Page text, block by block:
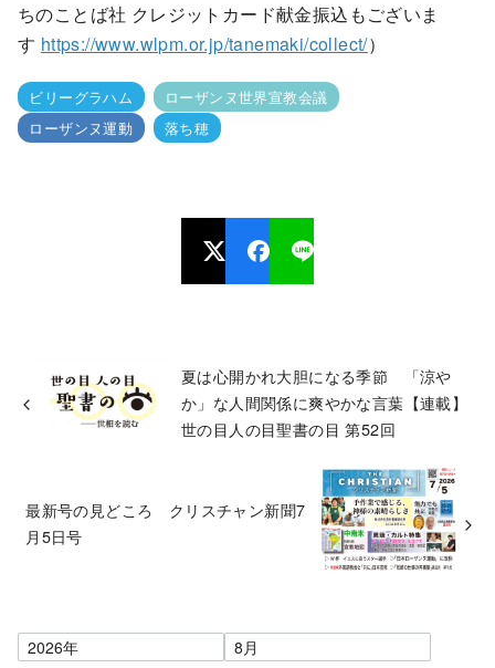
ちのことば社 クレジットカード献金振込もございま
す https://www.wlpm.or.jp/tanemaki/collect/）
ビリーグラハム
ローザンヌ世界宣教会議
ローザンヌ運動
落ち穂
夏は心開かれ大胆になる季節 「涼や
か」な人間関係に爽やかな言葉【連載】
世の目人の目聖書の目 第52回
最新号の見どころ クリスチャン新聞7
月5日号